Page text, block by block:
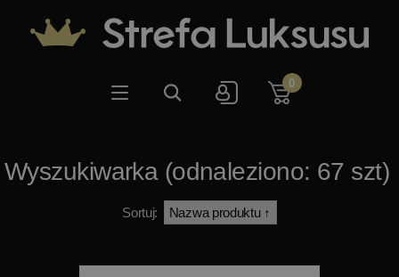
0
Wyszukiwarka (odnaleziono: 67 szt)
Sortuj: